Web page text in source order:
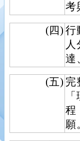
考
(四) 行
達
(五) 完
程
願